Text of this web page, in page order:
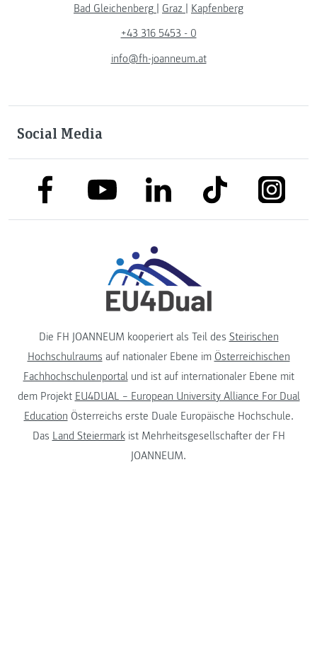
Bad Gleichenberg | Graz | Kapfenberg
+43 316 5453 - 0
info@fh-joanneum.at
Social Media
link to facebooklink to youtubelink to linkedinlink to tiktok link to
Die FH JOANNEUM kooperiert als Teil des Steirischen
Hochschulraums auf nationaler Ebene im Österreichischen
Fachhochschulenportalund ist auf internationaler Ebene mit
dem Projekt EU4DUAL – European University Alliance For Dual
Education Österreichs erste Duale Europäische Hochschule.
Das Land Steiermarkist Mehrheitsgesellschafter der FH
JOANNEUM.